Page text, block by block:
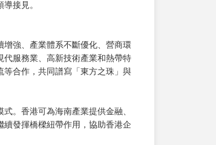
接見。
強、產業體系不斷優化、營商環
服務業、高新技術產業和熱帶特
合作，共同譜寫「東方之珠」與
。香港可為海南產業提供金融、
發揮橋樑紐帶作用，協助香港企